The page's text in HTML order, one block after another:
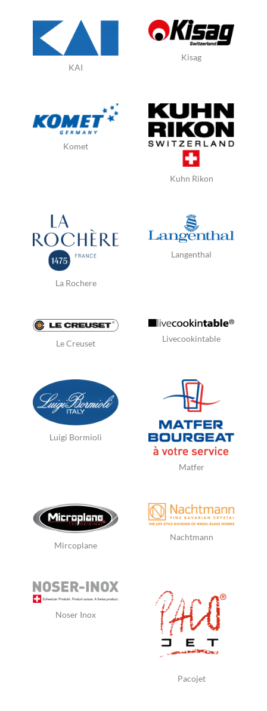
KAI
Kisag
Komet
Kuhn Rikon
La Rochere
Langenthal
Le Creuset Livecookintable
Luigi Bormioli
Matfer
Mircoplane
Nachtmann
Noser Inox
Pacojet